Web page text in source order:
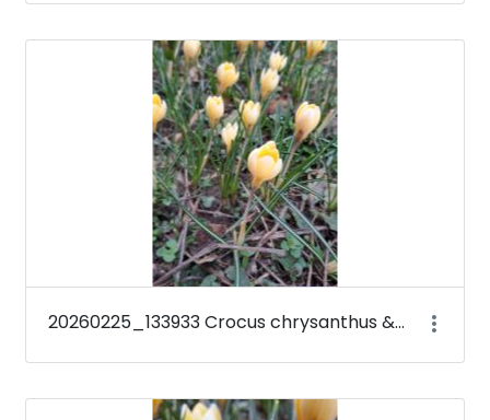
20260225_133933 Crocus chrysanthus &#39;Romance&#39;